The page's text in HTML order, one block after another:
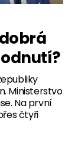
Ministerstvo
Na první
čtyři